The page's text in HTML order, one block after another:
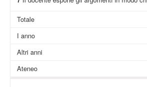
Totale
I anno
Altri anni
Ateneo